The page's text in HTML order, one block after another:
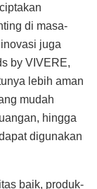
di masa-
juga
by VIVERE,
lebih aman
mudah
hingga
digunakan
baik, produk-